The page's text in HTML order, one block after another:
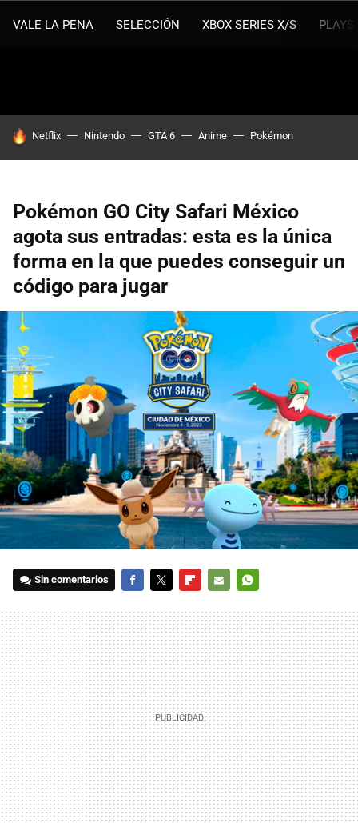
VALE LA PENA SELECCIÓN XBOX SERIES X/S
HOY SE HABLA DE
Netflix Nintendo GTA 6 Anime Pokémon
Pokémon GO City Safari México
agota sus entradas: esta es la única
forma en la que puedes conseguir un
código para jugar
Sin comentarios
MAIL